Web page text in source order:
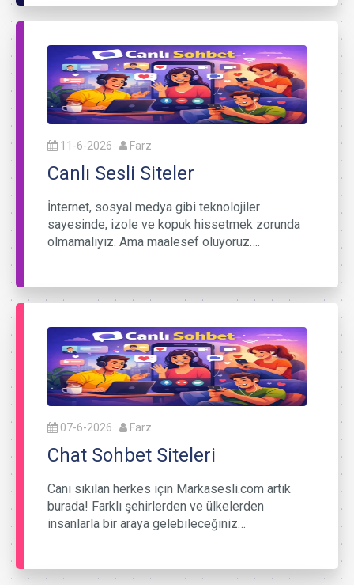
11-6-2026 Farz
Canlı Sesli Siteler
İnternet, sosyal medya gibi teknolojiler
sayesinde, izole ve kopuk hissetmek zorunda
olmamalıyız. Ama maalesef oluyoruz….
07-6-2026 Farz
Chat Sohbet Siteleri
Canı sıkılan herkes için Markasesli.com artık
burada! Farklı şehirlerden ve ülkelerden
insanlarla bir araya gelebileceğiniz…